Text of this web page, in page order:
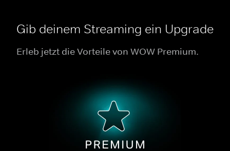
Gib deinem Streaming ein Upgrade
Erleb jetzt die Vorteile von WOW Premium.